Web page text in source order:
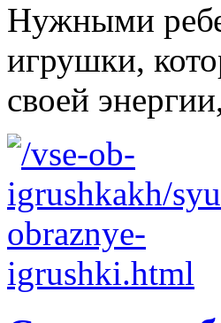
Нужными
игрушки,
своей